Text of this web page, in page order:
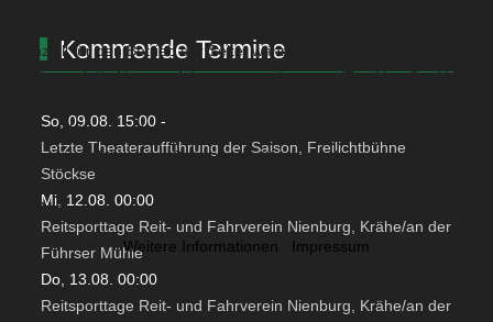
Kommende Termine
So, 09.08. 15:00-
Letzte Theateraufführung der Saison, Freilichtbühne
Stöckse
Mi, 12.08. 00:00
Reitsporttage Reit- und Fahrverein Nienburg, Krähe/an der
Führser Mühle
Do, 13.08. 00:00
Reitsporttage Reit- und Fahrverein Nienburg, Krähe/an der
essenziell für den Betrieb der Seite, während andere uns helfen, diese
Website und die Nutzererfahrung zu verbessern (Tracking Cookies).
Bitte beachten Sie, dass bei einer Ablehnung womöglich nicht mehr
alle Funktionalitäten der Seite zur Verfügung stehen.
Akzeptieren
Weitere Informationen Impressum